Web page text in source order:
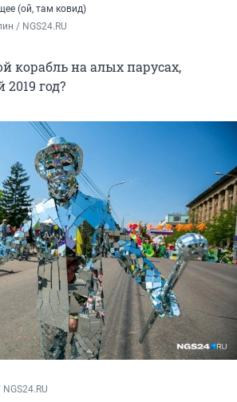
(ой, там ковид)
/ NGS24.RU
корабль на алых парусах,
год?